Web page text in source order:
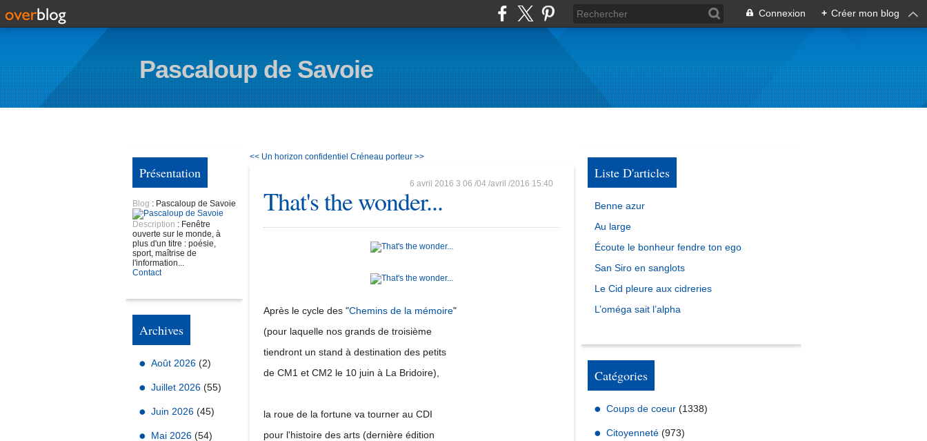
Connexion + Créer mon blog
Pascaloup de Savoie
Présentation
Blog : Pascaloup de Savoie
Description : Fenêtre
ouverte sur le monde, à
plus d'un titre : poésie,
sport, maîtrise de
l'information...
Contact
Archives
Août 2026 (2)
Juillet 2026 (55)
Juin 2026 (45)
Mai 2026 (54)
<< Un horizon confidentiel Créneau porteur >>
6 avril 2016 3 06 /04 /avril /2016 15:40
That's the wonder...
Après le cycle des "Chemins de la mémoire"
(pour laquelle nos grands de troisième
tiendront un stand à destination des petits
de CM1 et CM2 le 10 juin à La Bridoire),
la roue de la fortune va tourner au CDI
pour l'histoire des arts (dernière édition
Liste D'articles
Benne azur
Au large
Écoute le bonheur fendre ton ego
San Siro en sanglots
Le Cid pleure aux cidreries
L’oméga sait l’alpha
Catégories
Coups de coeur (1338)
Citoyenneté (973)